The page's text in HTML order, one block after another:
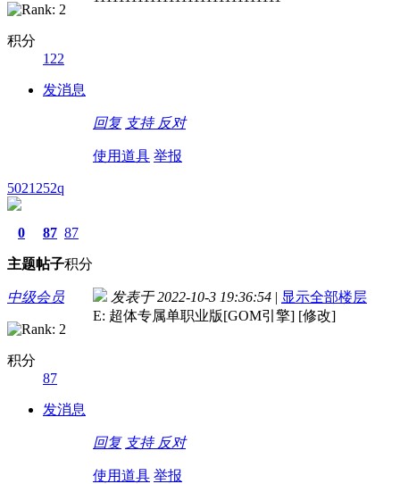
积分
122
发消息
回复 支持 反对
使用道具 举报
5021252q
0
主题
87
帖子
87
积分
中级会员
积分
87
发消息
发表于 2022-10-3 19:36:54 | 显示全部楼层
E: 超体专属单职业版[GOM引擎] [修改]
回复 支持 反对
使用道具 举报